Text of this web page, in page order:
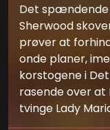
Det spændende
Sherwood
prøver at
onde planer,
korstogene i
rasende over at
tvinge Lady